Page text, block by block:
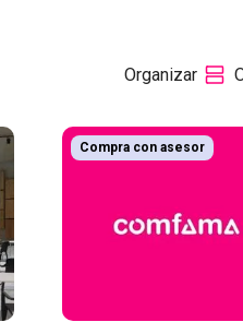
Compra con asesor